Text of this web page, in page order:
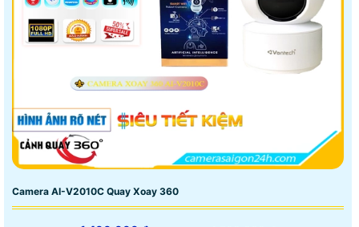
Camera AI-V2010C Quay Xoay 360